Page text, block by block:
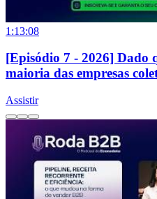
1:13:08
[Episódio 7 - 2026] Dado
maioria das empresas
Assistir